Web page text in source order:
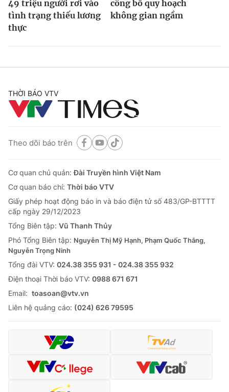
49 triệu người rơi vào
tình trạng thiếu lương
thực
công bố quy hoạch
không gian ngầm
THỜI BÁO VTV
Theo dõi báo trên
Cơ quan chủ quản:Đài Truyền hình Việt Nam
Cơ quan báo chí: Thời báo VTV
Giấy phép hoạt động báo in và báo điện tử số 483/GP-BTTTT
cấp ngày 29/12/2023
Tổng Biên tập: Vũ Thanh Thủy
Phó Tổng Biên tập: Nguyễn Thị Mỹ Hạnh, Phạm Quốc Thắng,
Nguyễn Trọng Ninh
Tổng đài VTV: 024.38 355 931 - 024.38 355 932
Ðiện thoại Thời báo VTV: 0988 671 671
Email: toasoan@vtv.vn
Liên hệ quảng cáo: (024) 626 79595